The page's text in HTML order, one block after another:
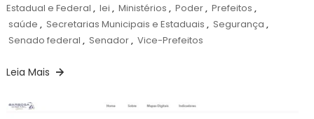
Estadual e Federal , lei , Ministérios , Poder, Prefeitos ,
saúde , Secretarias Municipais e Estaduais , Segurança ,
Senado federal , Senador, Vice-Prefeitos
Leia Mais